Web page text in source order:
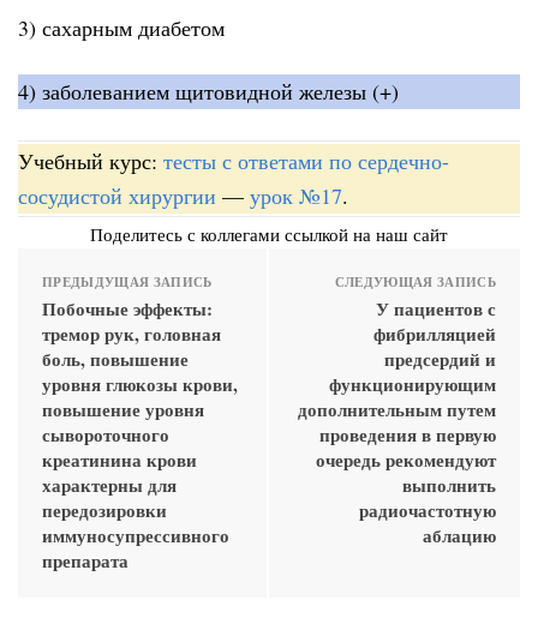
3) сахарным диабетом
4) заболеванием щитовидной железы (+)
Учебный курс: тесты с ответами по сердечно-
сосудистой хирургии — урок №17.
Поделитесь с коллегами ссылкой на наш сайт
ПРЕДЫДУЩАЯ ЗАПИСЬ
Побочные эффекты:
тремор рук, головная
боль, повышение
уровня глюкозы крови,
повышение уровня
сывороточного
креатинина крови
характерны для
передозировки
иммуносупрессивного
препарата
СЛЕДУЮЩАЯ ЗАПИСЬ
У пациентов с
фибрилляцией
предсердий и
функционирующим
дополнительным путем
проведения в первую
очередь рекомендуют
выполнить
радиочастотную
аблацию